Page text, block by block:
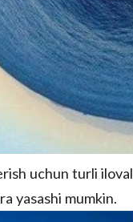
uchun turli
yasashi mumkin.